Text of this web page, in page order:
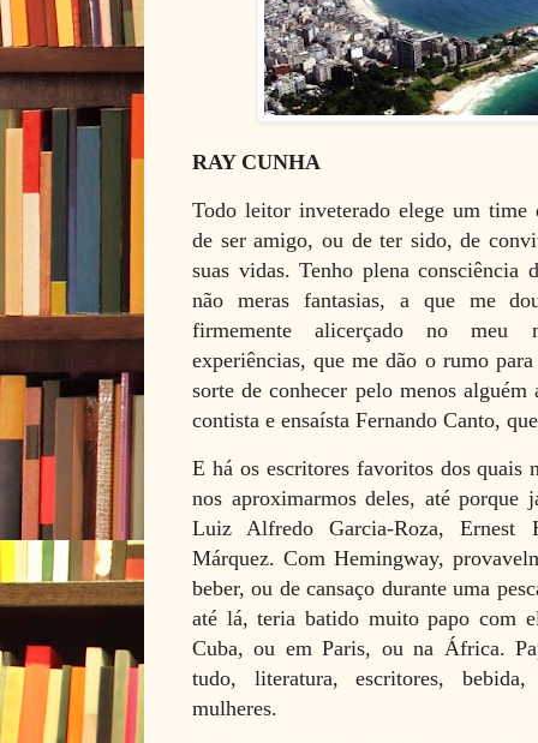
RAY CUNHA
Todo leitor inveterado elege um time
de ser amigo, ou de ter sido, de
suas vidas. Tenho plena consciência
não meras fantasias, a que me
firmemente alicerçado no meu
experiências, que me dão o rumo
sorte de conhecer pelo menos
contista e ensaísta Fernando Canto,
E há os escritores favoritos dos quais
nos aproximarmos deles, até porque
Luiz Alfredo Garcia-Roza, Ernest
Márquez. Com Hemingway,
beber, ou de cansaço durante uma
até lá, teria batido muito papo com
Cuba, ou em Paris, ou na África.
tudo, literatura, escritores,
mulheres.